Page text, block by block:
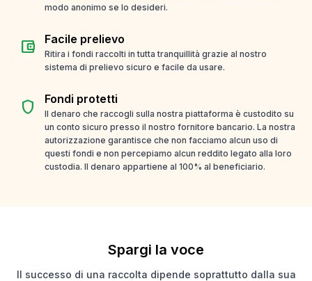
modo anonimo se lo desideri.
account_balance_wallet Facile prelievo
Ritira i fondi raccolti in tutta tranquillità grazie al nostro
sistema di prelievo sicuro e facile da usare.
shield Fondi protetti
Il denaro che raccogli sulla nostra piattaforma è custodito su
un conto sicuro presso il nostro fornitore bancario. La nostra
autorizzazione garantisce che non facciamo alcun uso di
questi fondi e non percepiamo alcun reddito legato alla loro
custodia. Il denaro appartiene al 100% al beneficiario.
Spargi la voce
Il successo di una raccolta dipende soprattutto dalla sua